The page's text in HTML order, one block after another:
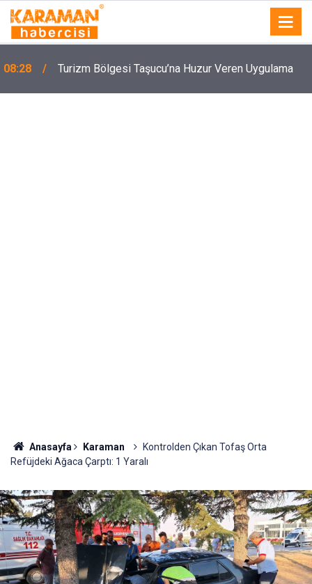
08:28 Turizm Bölgesi Taşucu’na Huzur Veren Uygulama
Anasayfa Karaman
Kontrolden Çıkan Tofaş Orta
Refüjdeki Ağaca Çarptı: 1 Yaralı